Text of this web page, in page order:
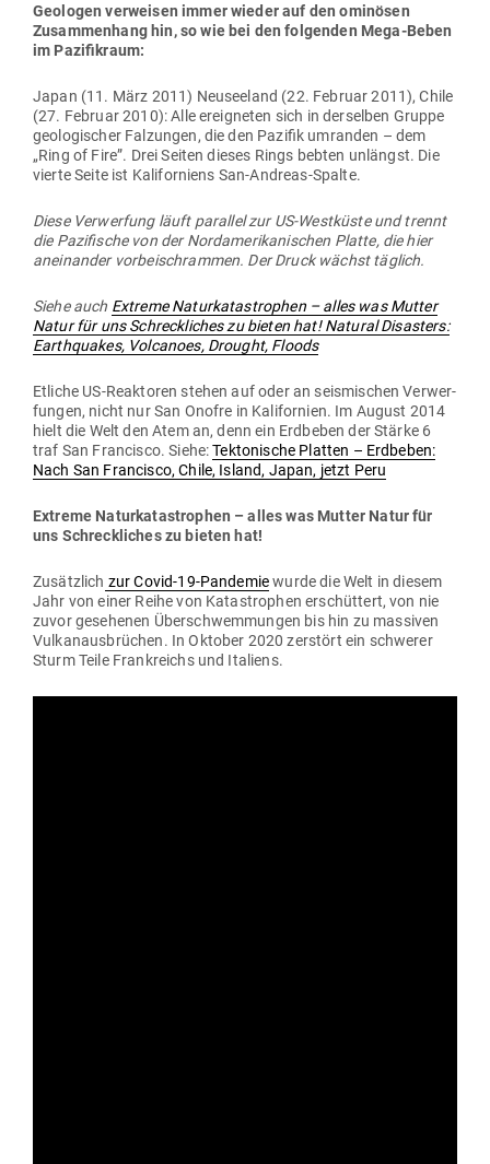
Geo­logen ver­weisen immer wieder auf den omi­nösen
Zusam­menhang hin, so wie bei den fol­genden Mega-Beben
im Pazifikraum:
Japan (11. März 2011) Neu­seeland (22. Februar 2011), Chile
(27. Februar 2010): Alle ereig­neten sich in der­selben Gruppe
geo­lo­gi­scher Fal­zungen, die den Pazifik umranden – dem
„Ring of Fire”. Drei Seiten dieses Rings bebten unlängst. Die
vierte Seite ist Kali­for­niens San-Andreas-Spalte.
Diese Ver­werfung läuft par­allel zur US-West­küste und trennt
die Pazi­fische von der Nord­ame­ri­ka­ni­schen Platte, die hier
anein­ander vor­bei­schrammen. Der Druck wächst täglich.
Siehe auch Extreme Natur­ka­ta­strophen – alles was Mutter
Natur für uns Schreck­liches zu bieten hat! Natural Dis­asters:
Ear­th­quakes, Vol­canoes, Drought, Floods
Etliche US-Reak­toren stehen auf oder an seis­mi­schen Ver­wer­
fungen, nicht nur San Onofre in Kali­fornien. Im August 2014
hielt die Welt den Atem an, denn ein Erd­beben der Stärke 6
traf San Fran­cisco. Siehe:Tek­to­nische Platten – Erd­beben:
Nach San Fran­cisco, Chile, Island, Japan, jetzt Peru
Extreme Natur­ka­ta­strophen – alles was Mutter Natur für
uns Schreck­liches zu bieten hat!
Zusätzlich zur Covid-19-Pan­demiewurde die Welt in diesem
Jahr von einer Reihe von Kata­strophen erschüttert, von nie
zuvor gese­henen Über­schwem­mungen bis hin zu mas­siven
Vul­kan­aus­brüchen. In Oktober 2020 zer­stört ein schwerer
Sturm Teile Frank­reichs und Italiens.